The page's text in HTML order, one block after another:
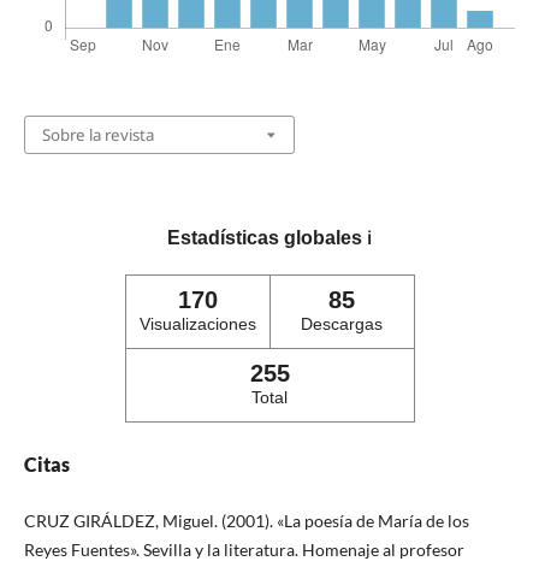
Sobre la revista
Estadísticas globales ℹ️
170
Visualizaciones
85
Descargas
255
Total
Citas
CRUZ GIRÁLDEZ, Miguel. (2001). «La poesía de María de los
Reyes Fuentes». Sevilla y la literatura. Homenaje al profesor